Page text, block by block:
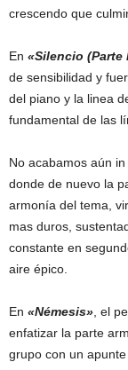
crescendo que
En «Silencio (Parte
de sensibilidad y
del piano y la linea
fundamental de las
No acabamos aún
donde de nuevo la
armonía del tema,
mas duros,
constante en
aire épico.
En «Némesis» , el
enfatizar la parte
grupo con un